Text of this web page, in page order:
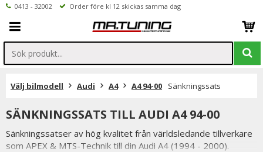
0413 - 32002 Order före kl 12 skickas samma dag
Välj bilmodell Audi A4 A4 94-00 Sänkningssats
SÄNKNINGSSATS TILL AUDI A4 94-00
Sänkningssatser av hög kvalitet från världsledande tillverkare
som APEX & MTS-Technik till din Audi A4 (1994 - 2000).